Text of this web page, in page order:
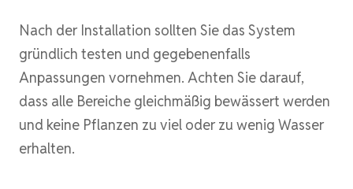
Nach der Installation sollten Sie das System
gründlich testen und gegebenenfalls
Anpassungen vornehmen. Achten Sie darauf,
dass alle Bereiche gleichmäßig bewässert werden
und keine Pflanzen zu viel oder zu wenig Wasser
erhalten.